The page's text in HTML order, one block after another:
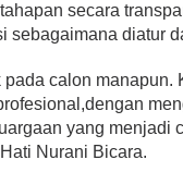
secara
sebagaimana diatur
calon manapun.
yang menjadi
Nurani Bicara.